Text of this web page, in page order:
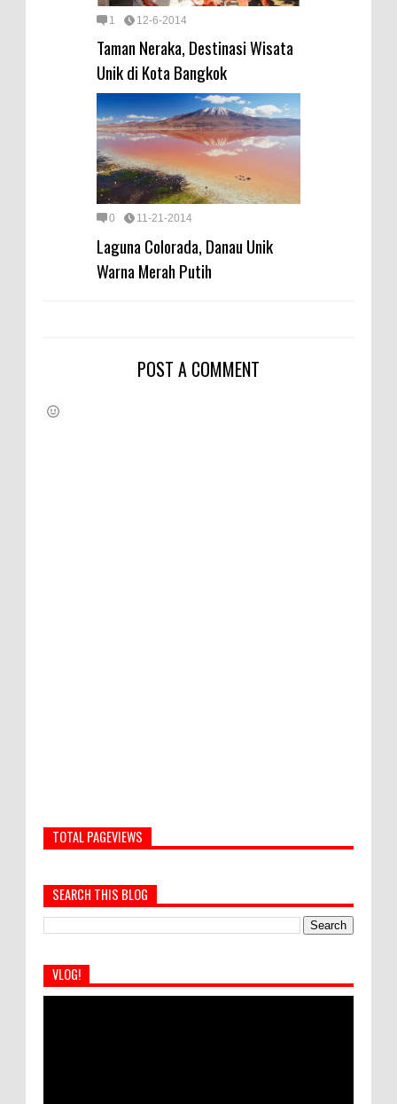
1 12-6-2014
Taman Neraka, Destinasi Wisata
Unik di Kota Bangkok
0 11-21-2014
Laguna Colorada, Danau Unik
Warna Merah Putih
POST A COMMENT
TOTAL PAGEVIEWS
SEARCH THIS BLOG
VLOG!